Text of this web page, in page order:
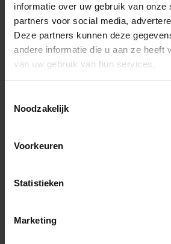
informatie over uw gebruik van onze
partners voor social media,
Deze partners kunnen deze
andere informatie die u aan ze heeft
van uw gebruik van hun services.
Noodzakelijk
Voorkeuren
Statistieken
Marketing